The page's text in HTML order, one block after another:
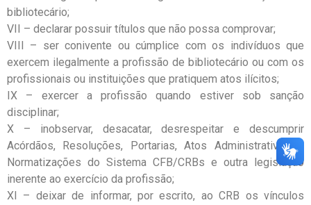
bibliotecário;
VII – declarar possuir títulos que não possa comprovar;
VIII – ser conivente ou cúmplice com os indivíduos que
exercem ilegalmente a profissão de bibliotecário ou com os
profissionais ou instituições que pratiquem atos ilícitos;
IX – exercer a profissão quando estiver sob sanção
disciplinar;
X – inobservar, desacatar, desrespeitar e descumprir
Acórdãos, Resoluções, Portarias, Atos Administrativos e
Normatizações do Sistema CFB/CRBs e outra legislação
inerente ao exercício da profissão;
XI – deixar de informar, por escrito, ao CRB os vínculos